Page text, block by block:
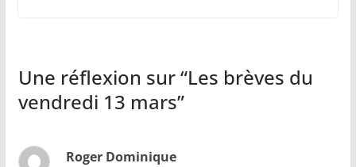
Une réflexion sur “Les brèves du
vendredi 13 mars”
Roger Dominique